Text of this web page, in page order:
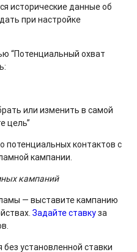
исторические данные об
при настройке
“Потенциальный охват
или изменить в самой
цель”
потенциальных контактов с
кампании.
кампаний
— выставите кампанию
Задайте ставкуза
установленной ставки